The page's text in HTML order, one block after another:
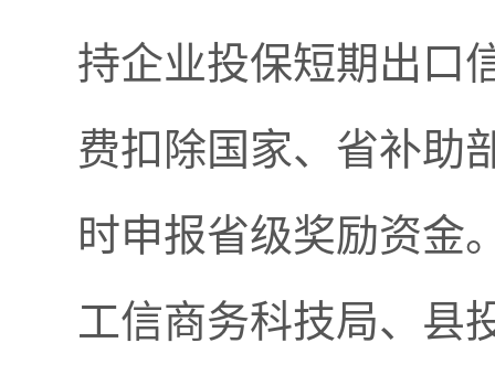
持企业投保短期出口
费扣除国家、省补助
时申报省级奖励资金
工信商务科技局、县